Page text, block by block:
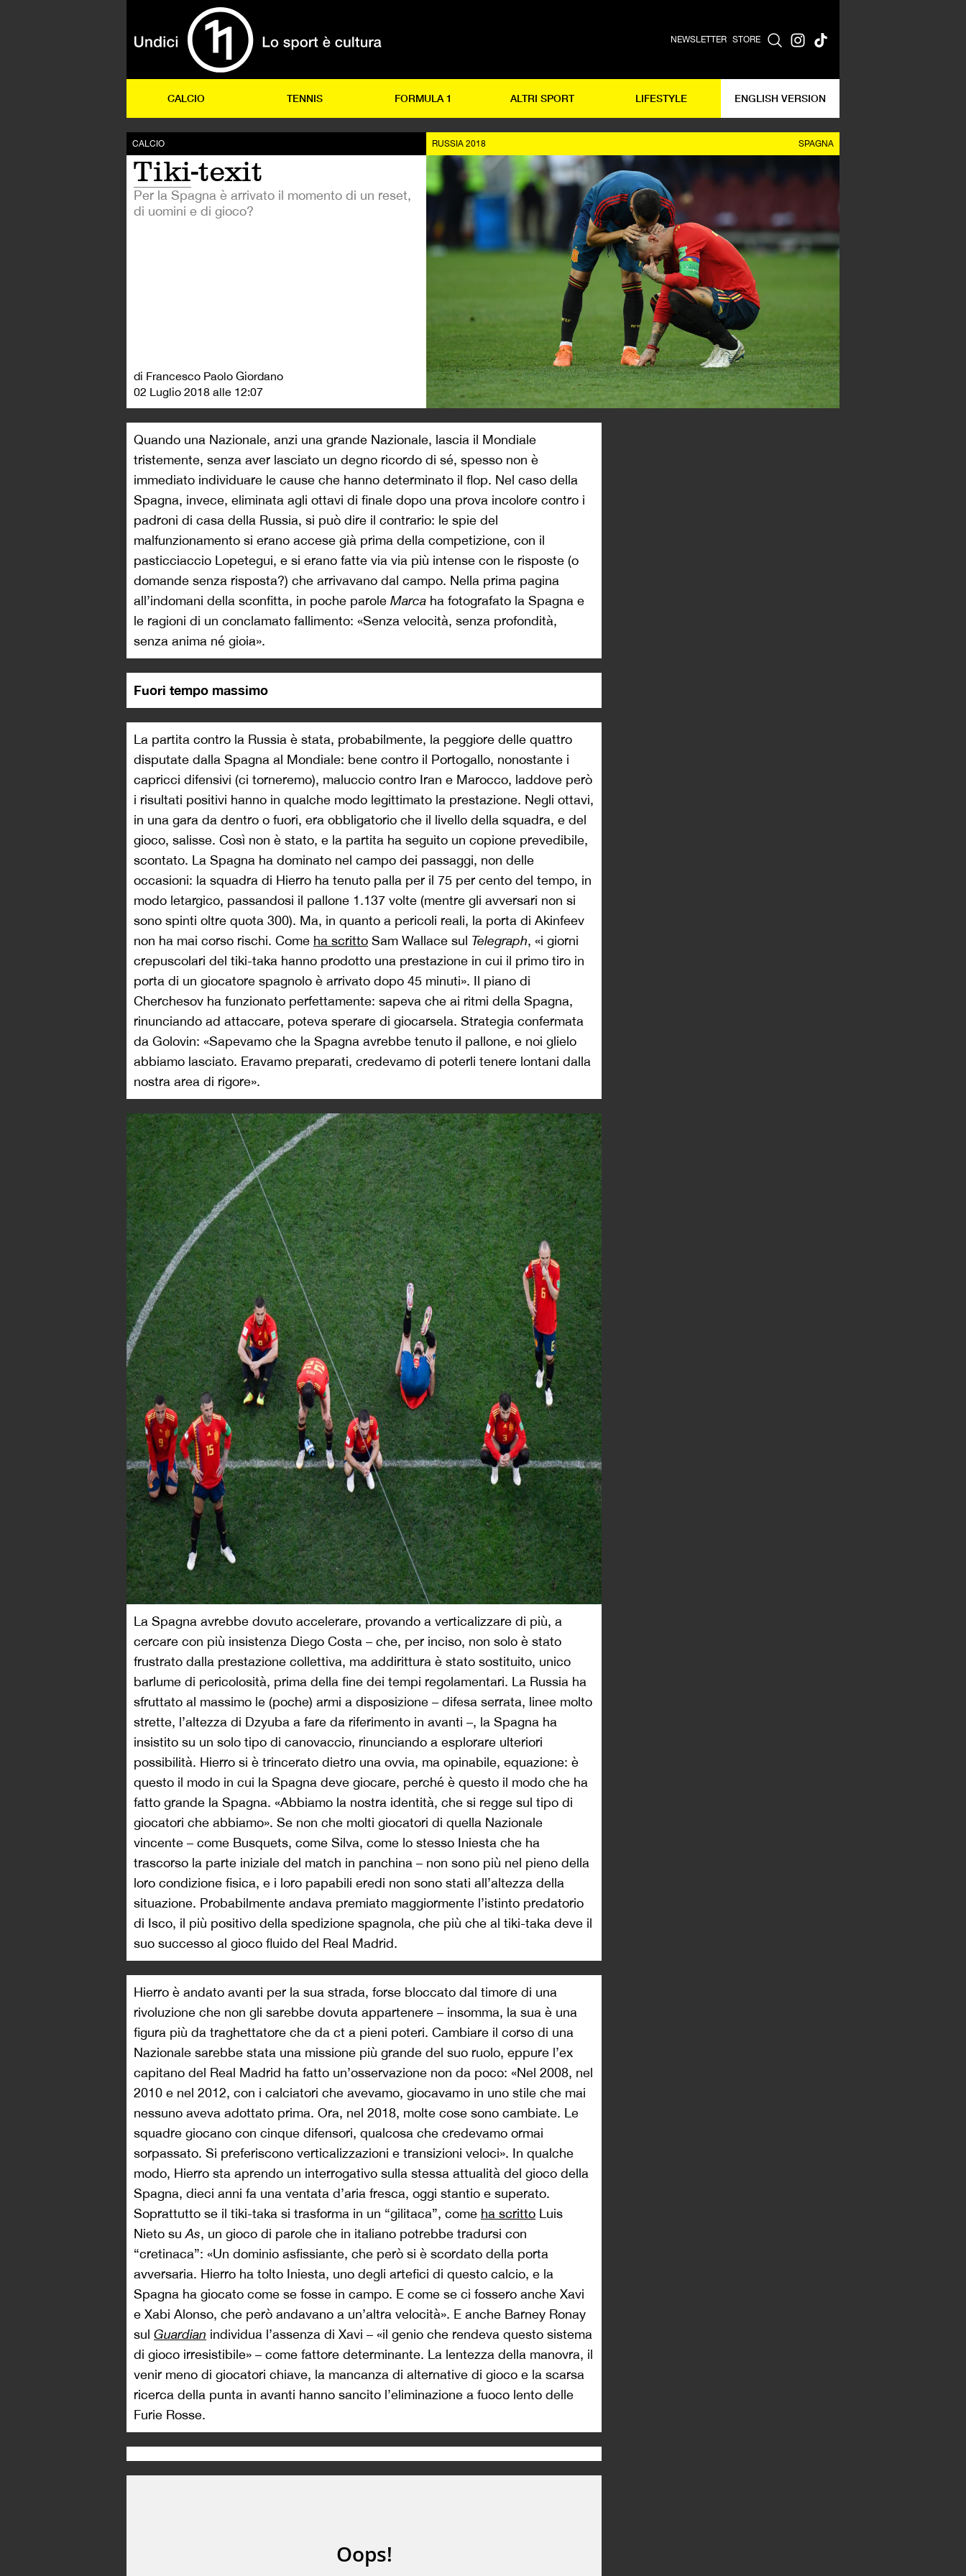
NEWSLETTER STORE
CALCIO TENNIS FORMULA 1 ALTRI SPORT LIFESTYLE ENGLISH VERSION
CALCIO
Tiki-texit
Per la Spagna è arrivato il momento di un reset,
di uomini e di gioco?
di Francesco Paolo Giordano
02 Luglio 2018 alle 12:07
RUSSIA 2018 SPAGNA
Quando una Nazionale, anzi una grande Nazionale, lascia il Mondiale
tristemente, senza aver lasciato un degno ricordo di sé, spesso non è
immediato individuare le cause che hanno determinato il flop. Nel caso della
Spagna, invece, eliminata agli ottavi di finale dopo una prova incolore contro i
padroni di casa della Russia, si può dire il contrario: le spie del
malfunzionamento si erano accese già prima della competizione, con il
pasticciaccio Lopetegui, e si erano fatte via via più intense con le risposte (o
domande senza risposta?) che arrivavano dal campo. Nella prima pagina
all’indomani della sconfitta, in poche parole Marca ha fotografato la Spagna e
le ragioni di un conclamato fallimento: «Senza velocità, senza profondità,
senza anima né gioia».
Fuori tempo massimo
La partita contro la Russia è stata, probabilmente, la peggiore delle quattro
disputate dalla Spagna al Mondiale: bene contro il Portogallo, nonostante i
capricci difensivi (ci torneremo), maluccio contro Iran e Marocco, laddove però
i risultati positivi hanno in qualche modo legittimato la prestazione. Negli ottavi,
in una gara da dentro o fuori, era obbligatorio che il livello della squadra, e del
gioco, salisse. Così non è stato, e la partita ha seguito un copione prevedibile,
scontato. La Spagna ha dominato nel campo dei passaggi, non delle
occasioni: la squadra di Hierro ha tenuto palla per il 75 per cento del tempo, in
modo letargico, passandosi il pallone 1.137 volte (mentre gli avversari non si
sono spinti oltre quota 300). Ma, in quanto a pericoli reali, la porta di Akinfeev
non ha mai corso rischi. Come ha scritto Sam Wallace sul Telegraph, «i giorni
crepuscolari del tiki-taka hanno prodotto una prestazione in cui il primo tiro in
porta di un giocatore spagnolo è arrivato dopo 45 minuti». Il piano di
Cherchesov ha funzionato perfettamente: sapeva che ai ritmi della Spagna,
rinunciando ad attaccare, poteva sperare di giocarsela. Strategia confermata
da Golovin: «Sapevamo che la Spagna avrebbe tenuto il pallone, e noi glielo
abbiamo lasciato. Eravamo preparati, credevamo di poterli tenere lontani dalla
nostra area di rigore».
La Spagna avrebbe dovuto accelerare, provando a verticalizzare di più, a
cercare con più insistenza Diego Costa – che, per inciso, non solo è stato
frustrato dalla prestazione collettiva, ma addirittura è stato sostituito, unico
barlume di pericolosità, prima della fine dei tempi regolamentari. La Russia ha
sfruttato al massimo le (poche) armi a disposizione – difesa serrata, linee molto
strette, l’altezza di Dzyuba a fare da riferimento in avanti –, la Spagna ha
insistito su un solo tipo di canovaccio, rinunciando a esplorare ulteriori
possibilità. Hierro si è trincerato dietro una ovvia, ma opinabile, equazione: è
questo il modo in cui la Spagna deve giocare, perché è questo il modo che ha
fatto grande la Spagna. «Abbiamo la nostra identità, che si regge sul tipo di
giocatori che abbiamo». Se non che molti giocatori di quella Nazionale
vincente – come Busquets, come Silva, come lo stesso Iniesta che ha
trascorso la parte iniziale del match in panchina – non sono più nel pieno della
loro condizione fisica, e i loro papabili eredi non sono stati all’altezza della
situazione. Probabilmente andava premiato maggiormente l’istinto predatorio
di Isco, il più positivo della spedizione spagnola, che più che al tiki-taka deve il
suo successo al gioco fluido del Real Madrid.
Hierro è andato avanti per la sua strada, forse bloccato dal timore di una
rivoluzione che non gli sarebbe dovuta appartenere – insomma, la sua è una
figura più da traghettatore che da ct a pieni poteri. Cambiare il corso di una
Nazionale sarebbe stata una missione più grande del suo ruolo, eppure l’ex
capitano del Real Madrid ha fatto un’osservazione non da poco: «Nel 2008, nel
2010 e nel 2012, con i calciatori che avevamo, giocavamo in uno stile che mai
nessuno aveva adottato prima. Ora, nel 2018, molte cose sono cambiate. Le
squadre giocano con cinque difensori, qualcosa che credevamo ormai
sorpassato. Si preferiscono verticalizzazioni e transizioni veloci». In qualche
modo, Hierro sta aprendo un interrogativo sulla stessa attualità del gioco della
Spagna, dieci anni fa una ventata d’aria fresca, oggi stantio e superato.
Soprattutto se il tiki-taka si trasforma in un “gilitaca”, come ha scritto Luis
Nieto suAs, un gioco di parole che in italiano potrebbe tradursi con
“cretinaca”: «Un dominio asfissiante, che però si è scordato della porta
avversaria. Hierro ha tolto Iniesta, uno degli artefici di questo calcio, e la
Spagna ha giocato come se fosse in campo. E come se ci fossero anche Xavi
e Xabi Alonso, che però andavano a un’altra velocità». E anche Barney Ronay
sul Guardian individua l’assenza di Xavi – «il genio che rendeva questo sistema
di gioco irresistibile» – come fattore determinante. La lentezza della manovra, il
venir meno di giocatori chiave, la mancanza di alternative di gioco e la scarsa
ricerca della punta in avanti hanno sancito l’eliminazione a fuoco lento delle
Furie Rosse.